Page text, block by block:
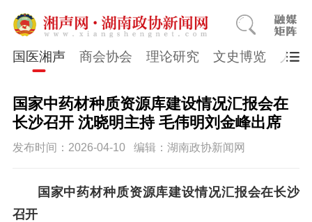
国医湘声 商会协会 理论研究 文史博览 人物
国家中药材种质资源库建设情况汇报会在
长沙召开 沈晓明主持 毛伟明刘金峰出席
发布时间：2026-04-10 编辑：湖南政协新闻网
国家中药材种质资源库建设情况汇报会在长沙
召开